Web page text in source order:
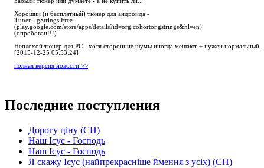
Хороший (и бесплатный) тюнер для андроида -
Tuner - gStrings Free
(play.google.com/store/apps/details?id=org.cohortor.gstrings&hl=en)
(опробован!!!)
Неплохой тюнер для РС - хотя сторонние шумы иногда мешают + нужен нормальный ...
[2015-12-25 05:53:24]
полная версия новости >>
Последние поступления
Дорогу ціну (СН)
Наш Ісус - Господь
Наш Ісус - Господь
Я скажу Ісус (найпрекрасніше ймення з усіх) (СН)